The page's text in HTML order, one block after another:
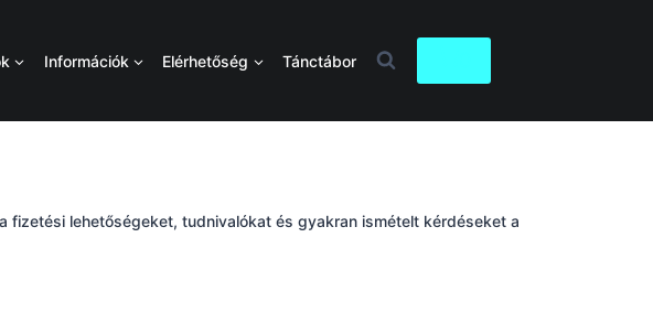
Információk Elérhetőség Tánctábor
fizetési lehetőségeket, tudnivalókat és gyakran ismételt kérdéseket a